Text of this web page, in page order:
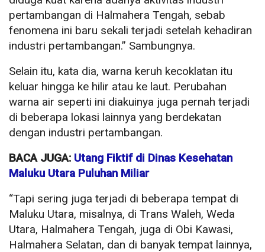
pertambangan di Halmahera Tengah, sebab
fenomena ini baru sekali terjadi setelah kehadiran
industri pertambangan.” Sambungnya.
Selain itu, kata dia, warna keruh kecoklatan itu
keluar hingga ke hilir atau ke laut. Perubahan
warna air seperti ini diakuinya juga pernah terjadi
di beberapa lokasi lainnya yang berdekatan
dengan industri pertambangan.
BACA JUGA: Utang Fiktif di Dinas Kesehatan
Maluku Utara Puluhan Miliar
“Tapi sering juga terjadi di beberapa tempat di
Maluku Utara, misalnya, di Trans Waleh, Weda
Utara, Halmahera Tengah, juga di Obi Kawasi,
Halmahera Selatan, dan di banyak tempat lainnya,